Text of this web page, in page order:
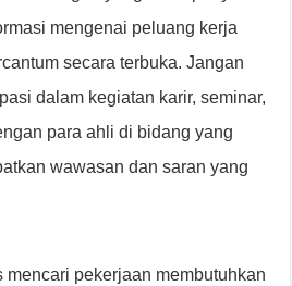
mengenai peluang kerja
secara terbuka. Jangan
dalam kegiatan karir, seminar,
para ahli di bidang yang
wawasan dan saran yang
mencari pekerjaan membutuhkan